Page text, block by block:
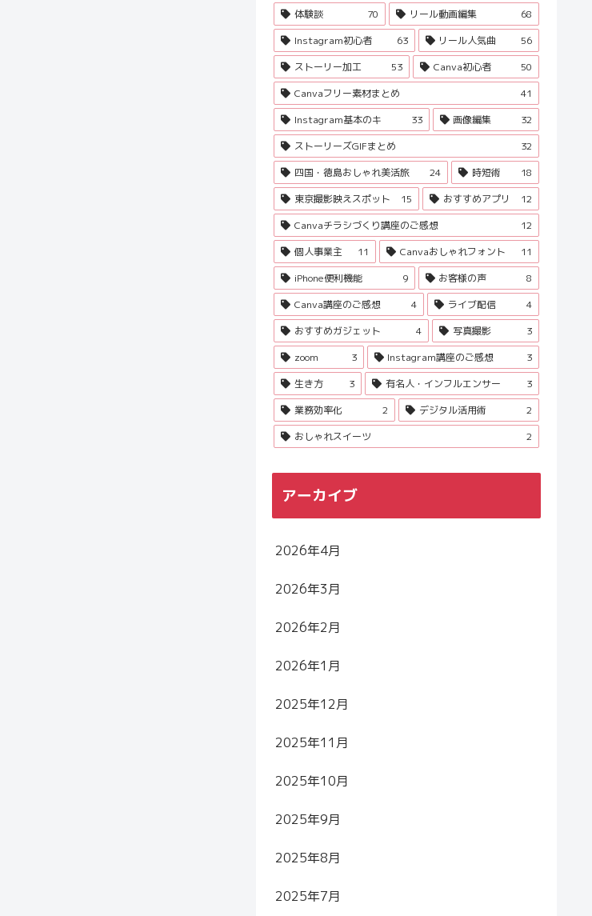
体験談
70 リール動画編集
68
Instagram初心者
63 リール人気曲
56
ストーリー加工
53 Canva初心者
50
Canvaフリー素材まとめ
41
Instagram基本のキ
33 画像編集
32
ストーリーズGIFまとめ
32
四国・徳島おしゃれ美活旅
24 時短術
18
東京撮影映えスポット
15 おすすめアプリ
12
Canvaチラシづくり講座のご感想
12
個人事業主
11 Canvaおしゃれフォント
11
iPhone便利機能
9 お客様の声
8
Canva講座のご感想
4 ライブ配信
4
おすすめガジェット
4 写真撮影
3
zoom
3 Instagram講座のご感想
3
生き方
3 有名人・インフルエンサー
3
業務効率化
2 デジタル活用術
2
おしゃれスイーツ
2
アーカイブ
2026年4月
2026年3月
2026年2月
2026年1月
2025年12月
2025年11月
2025年10月
2025年9月
2025年8月
2025年7月